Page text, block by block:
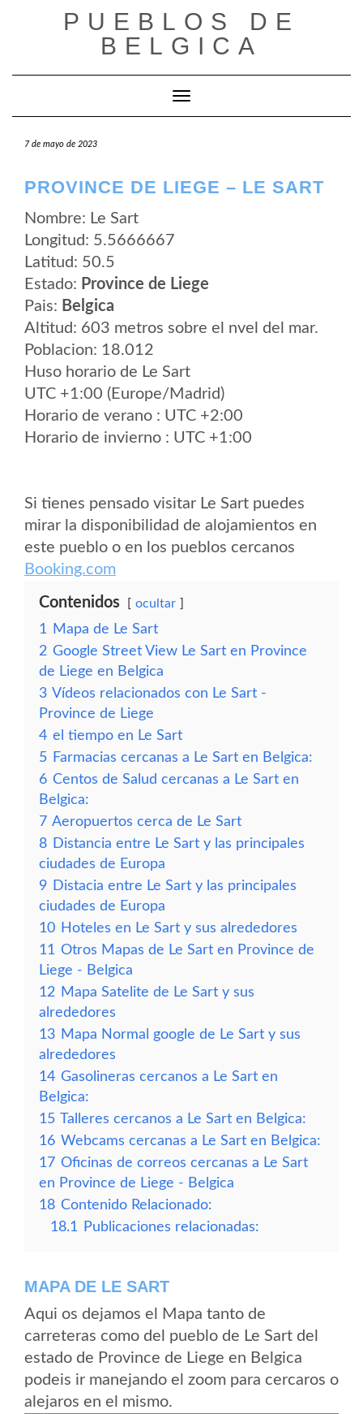
PUEBLOS DE
BELGICA
Cambiar modo de navegación
7 de mayo de 2023
PROVINCE DE LIEGE – LE SART
Nombre: Le Sart
Longitud: 5.5666667
Latitud: 50.5
Estado: Province de Liege
Pais: Belgica
Altitud: 603 metros sobre el nvel del mar.
Poblacion: 18.012
Huso horario de Le Sart
UTC +1:00 (Europe/Madrid)
Horario de verano : UTC +2:00
Horario de invierno : UTC +1:00
Si tienes pensado visitar Le Sart puedes
mirar la disponibilidad de alojamientos en
este pueblo o en los pueblos cercanos
Booking.com
Contenidos ocultar
1
Mapa de Le Sart
2 Google Street View Le Sart en Province
de Liege en Belgica
3 Vídeos relacionados con Le Sart -
Province de Liege
4 el tiempo en Le Sart
5 Farmacias cercanas a Le Sart en Belgica:
6 Centos de Salud cercanas a Le Sart en
Belgica:
7 Aeropuertos cerca de Le Sart
8 Distancia entre Le Sart y las principales
ciudades de Europa
9 Distacia entre Le Sart y las principales
ciudades de Europa
10 Hoteles en Le Sart y sus alrededores
11 Otros Mapas de Le Sart en Province de
Liege - Belgica
12 Mapa Satelite de Le Sart y sus
alrededores
13 Mapa Normal google de Le Sart y sus
alrededores
14 Gasolineras cercanos a Le Sart en
Belgica:
15 Talleres cercanos a Le Sart en Belgica:
16 Webcams cercanas a Le Sart en Belgica:
17 Oficinas de correos cercanas a Le Sart
en Province de Liege - Belgica
18 Contenido Relacionado:
18.1
Publicaciones relacionadas:
MAPA DE LE SART
Aqui os dejamos el Mapa tanto de
carreteras como del pueblo de Le Sart del
estado de Province de Liege en Belgica
podeis ir manejando el zoom para cercaros o
alejaros en el mismo.